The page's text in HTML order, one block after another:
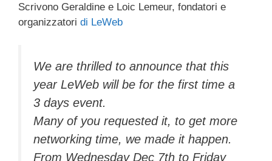
c
o
o
k
tt
e
s
k
n
e
m
at
p
p
ail n
di
Scrivono Geraldine e Loic Lemeur, fondatori e
organizzatori di LeWeb
We are thrilled to announce that this
year LeWeb will be for the first time a
3 days event.
Many of you requested it, to get more
networking time, we made it happen.
From Wednesday Dec 7th to Friday